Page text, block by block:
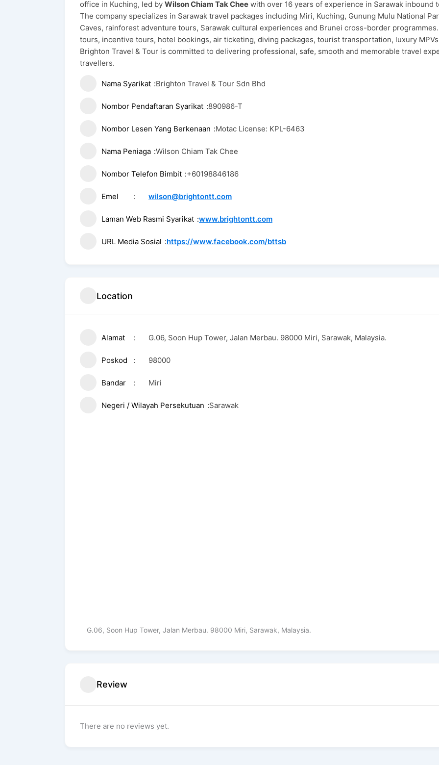
office in Kuching, led by Wilson Chiam Tak Chee with over 16 years of experience in Sarawak inbound
The company specializes in Sarawak travel packages including Miri, Kuching, Gunung Mulu National
Caves, rainforest adventure tours, Sarawak cultural experiences and Brunei cross-border
tours, incentive tours, hotel bookings, air ticketing, diving packages, tourist transportation, luxury
Brighton Travel & Tour is committed to delivering professional, safe, smooth and memorable travel
travellers.
Nama Syarikat Brighton Travel & Tour Sdn Bhd
Nombor Pendaftaran Syarikat 890986-T
Nombor Lesen Yang Berkenaan Motac License: KPL-6463
Nama Peniaga Wilson Chiam Tak Chee
Nombor Telefon Bimbit +60198846186
Emel wilson@brightontt.com
Laman Web Rasmi Syarikat www.brightontt.com
URL Media Sosial https://www.facebook.com/bttsb
Location
Alamat G.06, Soon Hup Tower, Jalan Merbau. 98000 Miri, Sarawak, Malaysia.
Poskod 98000
Bandar Miri
Negeri / Wilayah Persekutuan Sarawak
G.06, Soon Hup Tower, Jalan Merbau. 98000 Miri, Sarawak, Malaysia.
Review
There are no reviews yet.